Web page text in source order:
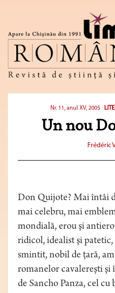
Nr. 11, anul XV, 2005
Un nou
Frédéric
Don Quijote? Mai întâi
mai celebru, mai
mondială, erou şi
ridicol, idealist şi
smintit, nobil de ţară,
romanelor cavalereşti şi
de Sancho Panza, cel